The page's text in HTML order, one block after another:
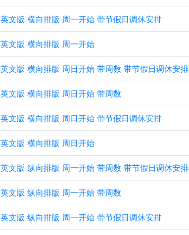
文版 横向排版 周一开始 带节假日调休安排
文版 横向排版 周一开始
文版 横向排版 周日开始 带周数 带节假日调休安排
文版 横向排版 周日开始 带周数
文版 横向排版 周日开始 带节假日调休安排
文版 横向排版 周日开始
文版 纵向排版 周一开始 带周数 带节假日调休安排
文版 纵向排版 周一开始 带周数
文版 纵向排版 周一开始 带节假日调休安排